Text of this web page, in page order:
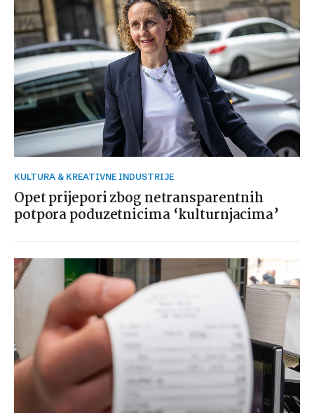
KULTURA & KREATIVNE INDUSTRIJE
Opet prijepori zbog netransparentnih
potpora poduzetnicima ‘kulturnjacima’